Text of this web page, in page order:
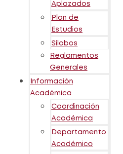
Aplazados
Plan de
Estudios
Sílabos
Reglamentos
Generales
Información
Académica
Coordinación
Académica
Departamento
Académico